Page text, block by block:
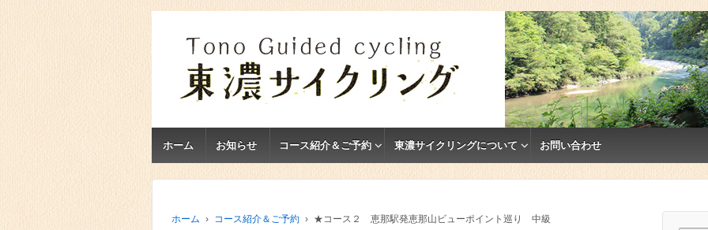
ホーム お知らせ コース紹介＆ご予約 東濃サイクリングについて お問い合わせ
ホーム › コース紹介＆ご予約 › ★コース２ 恵那駅発恵那山ビューポイント巡り 中級